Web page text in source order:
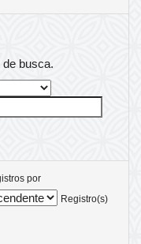
de busca.
por
Registro(s)